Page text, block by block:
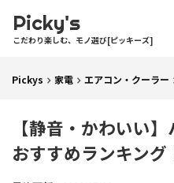
Picky's
こだわり楽しむ、モノ選び[ピッキーズ]
Pickys 家電 エアコン・クーラー
【静音・かわいい
おすすめランキン